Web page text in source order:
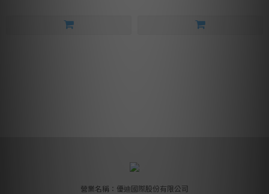
營業名稱：優迪國際股份有限公司